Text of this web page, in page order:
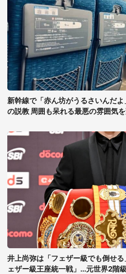
新幹線で「赤ん坊がうるさいんだ
の説教 周囲も呆れる最悪の雰囲気を
井上尚弥は「フェザー級でも倒せ
ェザー級王座統一戦」...元世界2階